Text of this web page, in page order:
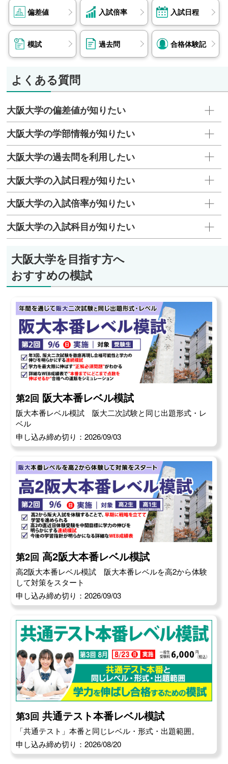
偏差値 入試倍率 入試日程
模試 過去問 合格体験記
よくある質問
大阪大学の偏差値が知りたい
大阪大学の学部情報が知りたい
大阪大学の過去問を利用したい
大阪大学の入試日程が知りたい
大阪大学の入試倍率が知りたい
大阪大学の入試科目が知りたい
大阪大学を目指す方へ
おすすめの模試
第2回 阪大本番レベル模試
阪大本番レベル模試 阪大二次試験と同じ出題形式・レ
ベル
申し込み締め切り：2026/09/03
第2回 高2阪大本番レベル模試
高2阪大本番レベル模試 阪大本番レベルを高2から体験
して対策をスタート
申し込み締め切り：2026/09/03
第3回 共通テスト本番レベル模試
「共通テスト」本番と同じレベル・形式・出題範囲。
申し込み締め切り：2026/08/20